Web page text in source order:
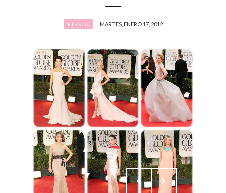
FIESTA MARTES, ENERO 17, 2012